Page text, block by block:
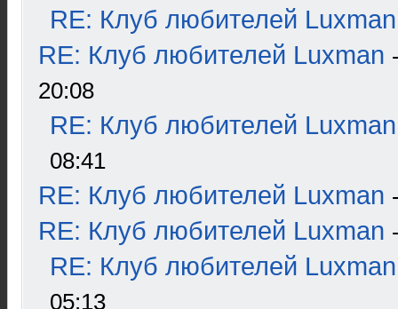
RE: Клуб любителей Luxman
RE: Клуб любителей Luxman
20:08
RE: Клуб любителей Luxman
08:41
RE: Клуб любителей Luxman
RE: Клуб любителей Luxman
RE: Клуб любителей Luxman
05:13